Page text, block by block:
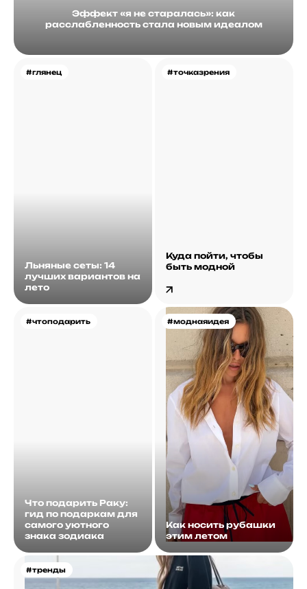
Эффект «я не старалась»: как
расслабленность стала новым идеалом
#глянец
Льняные сеты: 14
лучших вариантов на
лето
#точказрения
Куда пойти, чтобы
быть модной
#чтоподарить
Что подарить Раку:
гид по подаркам для
самого уютного
знака зодиака
#моднаяидея
Как носить рубашки
этим летом
#тренды